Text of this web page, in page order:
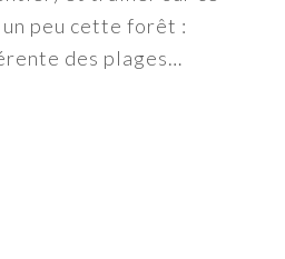
peu cette forêt :
des plages…